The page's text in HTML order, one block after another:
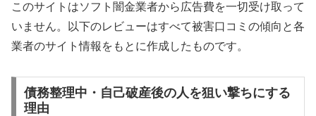
このサイトはソフト闇金業者から広告費を一切受け取って
いません。以下のレビューはすべて被害口コミの傾向と各
業者のサイト情報をもとに作成したものです。
債務整理中・自己破産後の人を狙い撃ちにする
理由